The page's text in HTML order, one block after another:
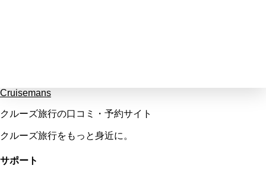
Cruisemans
クルーズ旅行の口コミ・予約サイト
クルーズ旅行をもっと身近に。
サポート